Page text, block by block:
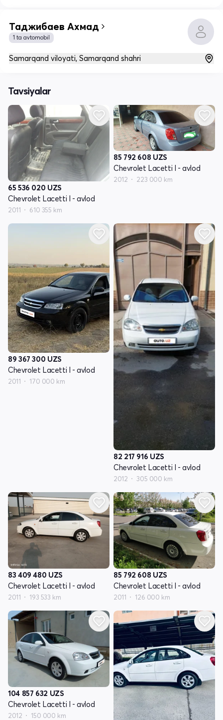
Таджибаев Ахмад
1 ta avtomobil
Samarqand viloyati, Samarqand shahri
Tavsiyalar
65 536 020 UZS
Chevrolet Lacetti I - avlod
2011 610 355 km
85 792 608 UZS
Chevrolet Lacetti I - avlod
2012 223 000 km
89 367 300 UZS
Chevrolet Lacetti I - avlod
2011 170 000 km
82 217 916 UZS
Chevrolet Lacetti I - avlod
2012 305 000 km
83 409 480 UZS
Chevrolet Lacetti I - avlod
2011 193 533 km
85 792 608 UZS
Chevrolet Lacetti I - avlod
2011 126 000 km
104 857 632 UZS
Chevrolet Lacetti I - avlod
2012 150 000 km